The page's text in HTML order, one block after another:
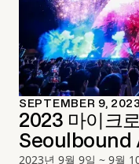
SEPTEMBER 9, 2023
2023 마이크
Seoulbound
2023년 9월 9일 ~ 9월